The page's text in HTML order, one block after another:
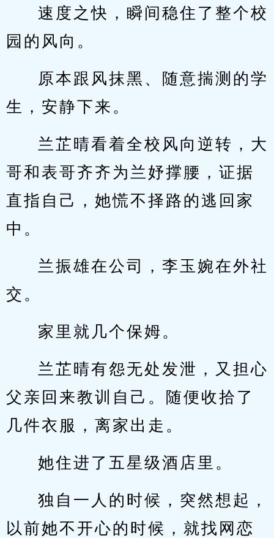
速度之快，瞬间稳住了整个校
园的风向。
原本跟风抹黑、随意揣测的学
生，安静下来。
兰芷晴看着全校风向逆转，大
哥和表哥齐齐为兰妤撑腰，证据
直指自己，她慌不择路的逃回家
中。
兰振雄在公司，李玉婉在外社
交。
家里就几个保姆。
兰芷晴有怨无处发泄，又担心
父亲回来教训自己。随便收拾了
几件衣服，离家出走。
她住进了五星级酒店里。
独自一人的时候，突然想起，
以前她不开心的时候，就找网恋